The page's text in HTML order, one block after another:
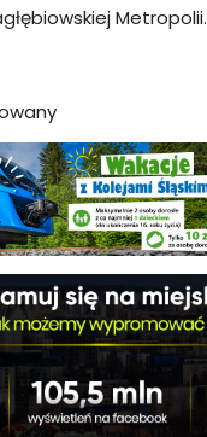
Metropolii.